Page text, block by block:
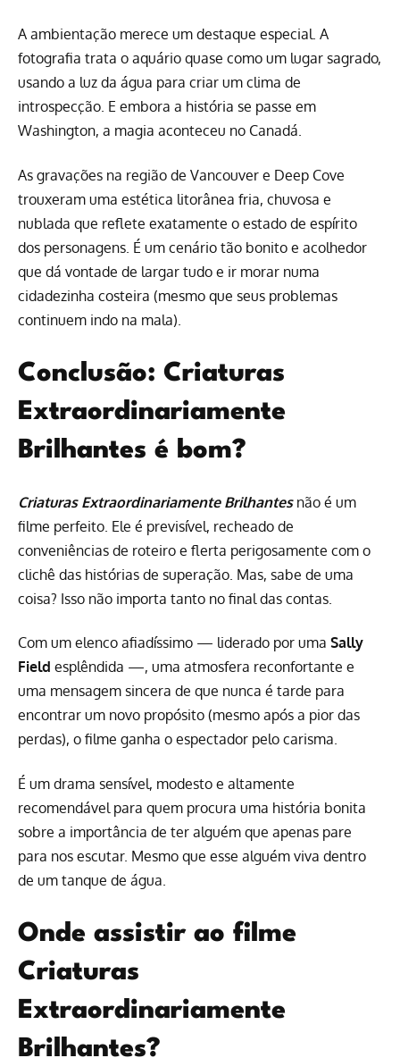
A ambientação merece um destaque especial. A
fotografia trata o aquário quase como um lugar sagrado,
usando a luz da água para criar um clima de
introspecção. E embora a história se passe em
Washington, a magia aconteceu no Canadá.
As gravações na região de Vancouver e Deep Cove
trouxeram uma estética litorânea fria, chuvosa e
nublada que reflete exatamente o estado de espírito
dos personagens. É um cenário tão bonito e acolhedor
que dá vontade de largar tudo e ir morar numa
cidadezinha costeira (mesmo que seus problemas
continuem indo na mala).
Conclusão: Criaturas
Extraordinariamente
Brilhantes é bom?
Criaturas Extraordinariamente Brilhantesnão é um
filme perfeito. Ele é previsível, recheado de
conveniências de roteiro e flerta perigosamente com o
clichê das histórias de superação. Mas, sabe de uma
coisa? Isso não importa tanto no final das contas.
Com um elenco afiadíssimo — liderado por uma Sally
Field esplêndida —, uma atmosfera reconfortante e
uma mensagem sincera de que nunca é tarde para
encontrar um novo propósito (mesmo após a pior das
perdas), o filme ganha o espectador pelo carisma.
É um drama sensível, modesto e altamente
recomendável para quem procura uma história bonita
sobre a importância de ter alguém que apenas pare
para nos escutar. Mesmo que esse alguém viva dentro
de um tanque de água.
Onde assistir ao filme
Criaturas
Extraordinariamente
Brilhantes?